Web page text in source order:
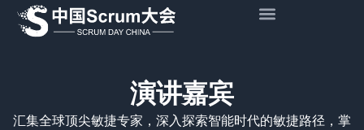
演讲嘉宾
汇集全球顶尖敏捷专家，深入探索智能时代的敏捷路径，掌